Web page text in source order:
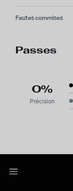
Fautes commises
Passes
0%
Précision